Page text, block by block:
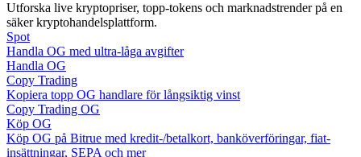
Guide
Futures startguide
Utforska live kryptopriser, topp-tokens och marknadstrender på en
säker kryptohandelsplattform.
Spot
Handla OG med ultra-låga avgifter
Handla OG
Copy Trading
Kopiera topp OG handlare för långsiktig vinst
Copy Trading OG
Köp OG
Köp OG på Bitrue med kredit-/betalkort, banköverföringar, fiat-
insättningar, SEPA och mer